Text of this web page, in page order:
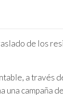
de los
a través
una campaña